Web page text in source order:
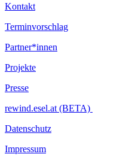
Kontakt
Terminvorschlag
Partner*innen
Projekte
Presse
rewind.esel.at (BETA)
Datenschutz
Impressum